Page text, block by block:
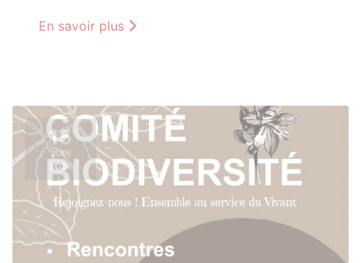
En savoir plus
15
JUIN
2024